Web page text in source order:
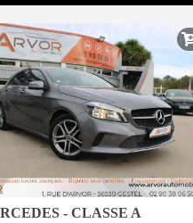
- CLASSE A